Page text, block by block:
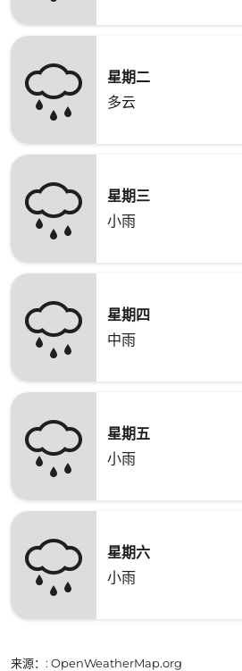
星期二
多云
星期三
小雨
星期四
中雨
星期五
小雨
星期六
小雨
来源： : OpenWeatherMap.org